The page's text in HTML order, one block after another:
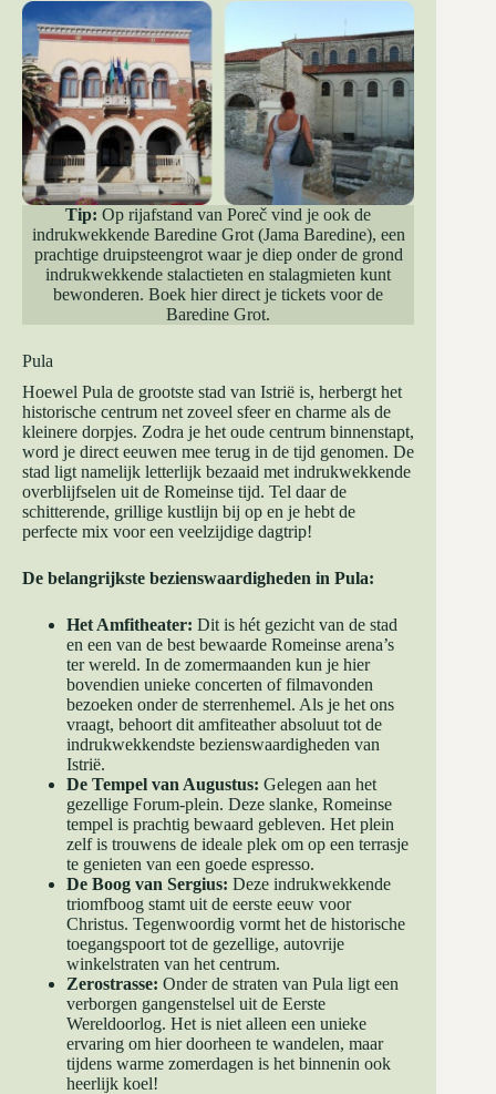
Tip: Op rijafstand van Poreč vind je ook de
indrukwekkende Baredine Grot (Jama Baredine), een
prachtige druipsteengrot waar je diep onder de grond
indrukwekkende stalactieten en stalagmieten kunt
bewonderen.Boek hier direct je tickets voor de
Baredine Grot.
Pula
Hoewel Pula de grootste stad van Istrië is, herbergt het
historische centrum net zoveel sfeer en charme als de
kleinere dorpjes. Zodra je het oude centrum binnenstapt,
word je direct eeuwen mee terug in de tijd genomen. De
stad ligt namelijk letterlijk bezaaid met indrukwekkende
overblijfselen uit de Romeinse tijd. Tel daar de
schitterende, grillige kustlijn bij op en je hebt de
perfecte mix voor een veelzijdige dagtrip!
De belangrijkste bezienswaardigheden in Pula:
Het Amfitheater: Dit is hét gezicht van de stad
en een van de best bewaarde Romeinse arena’s
ter wereld. In de zomermaanden kun je hier
bovendien unieke concerten of filmavonden
bezoeken onder de sterrenhemel. Als je het ons
vraagt, behoort dit amfiteather absoluut tot de
indrukwekkendste bezienswaardigheden van
Istrië.
De Tempel van Augustus: Gelegen aan het
gezellige Forum-plein. Deze slanke, Romeinse
tempel is prachtig bewaard gebleven. Het plein
zelf is trouwens de ideale plek om op een terrasje
te genieten van een goede espresso.
De Boog van Sergius: Deze indrukwekkende
triomfboog stamt uit de eerste eeuw voor
Christus. Tegenwoordig vormt het de historische
toegangspoort tot de gezellige, autovrije
winkelstraten van het centrum.
Zerostrasse: Onder de straten van Pula ligt een
verborgen gangenstelsel uit de Eerste
Wereldoorlog. Het is niet alleen een unieke
ervaring om hier doorheen te wandelen, maar
tijdens warme zomerdagen is het binnenin ook
heerlijk koel!